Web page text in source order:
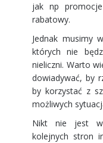
jak np
rabatowy.
Jednak musimy
których nie
nieliczni. Warto
dowiadywać, by
by korzystać z
możliwych
Nikt nie jest w
kolejnych stron